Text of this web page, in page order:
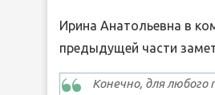
Ирина Анатольевна в
предыдущей части
Конечно, для любого